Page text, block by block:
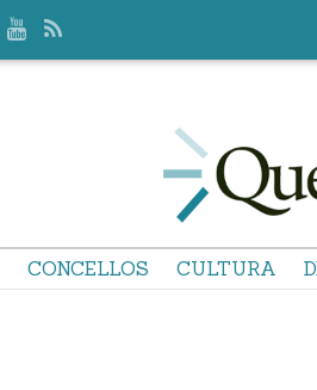
CONCELLOS CULTURA